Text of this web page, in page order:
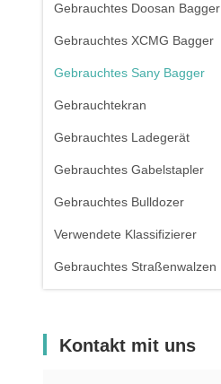
Gebrauchtes Doosan Bagger
Gebrauchtes XCMG Bagger
Gebrauchtes Sany Bagger
Gebrauchtekran
Gebrauchtes Ladegerät
Gebrauchtes Gabelstapler
Gebrauchtes Bulldozer
Verwendete Klassifizierer
Gebrauchtes Straßenwalzen
Kontakt mit uns